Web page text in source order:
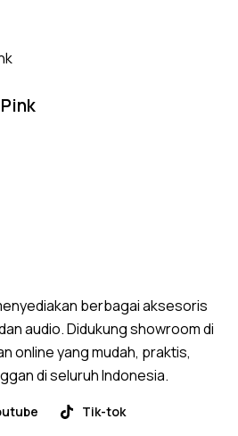
berbagai aksesoris
audio. Didukung showroom di
online yang mudah, praktis,
di seluruh Indonesia.
Tik-tok